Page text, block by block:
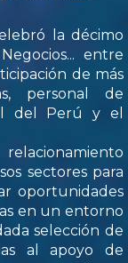
la décimo
entre
de más
personal de
del Perú y el
sectores para
oportunidades
en un entorno
selección de
al apoyo de